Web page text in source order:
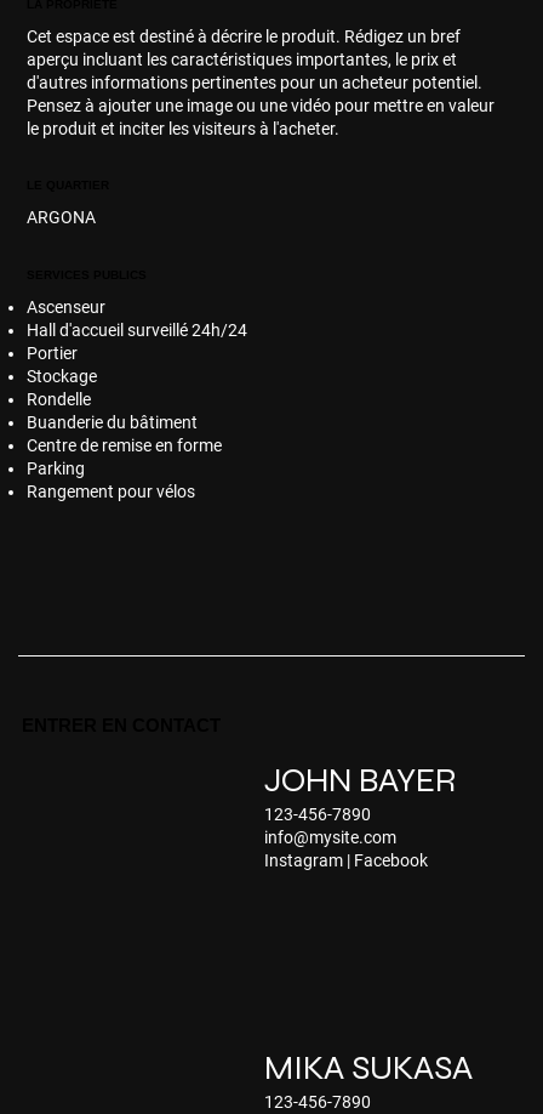
Cet espace est destiné à décrire le produit. Rédigez un bref
aperçu incluant les caractéristiques importantes, le prix et
d'autres informations pertinentes pour un acheteur potentiel.
Pensez à ajouter une image ou une vidéo pour mettre en valeur
le produit et inciter les visiteurs à l'acheter.
ARGONA
Ascenseur
Hall d'accueil surveillé 24h/24
Portier
Stockage
Rondelle
Buanderie du bâtiment
Centre de remise en forme
Parking
Rangement pour vélos
JOHN BAYER
123-456-7890
info@mysite.com
Instagram | Facebook
MIKA SUKASA
123-456-7890